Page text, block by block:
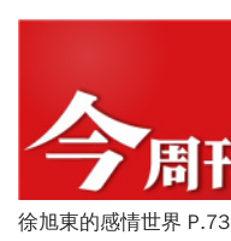
徐旭東的感情世界 P.73